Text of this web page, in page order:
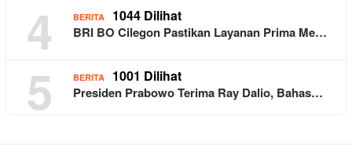
4 BERITA 1044 Dilihat
BRI BO Cilegon Pastikan Layanan Prima Me…
5 BERITA 1001 Dilihat
Presiden Prabowo Terima Ray Dalio, Bahas…